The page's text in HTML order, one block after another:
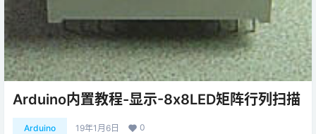
Arduino内置教程-显示-8x8LED矩阵行列扫描
Arduino 19年1月6日 0